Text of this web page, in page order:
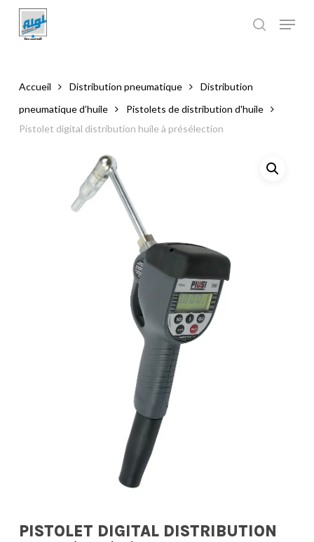
main
Accueil Distribution pneumatique
Distribution
pneumatique d’huile
Pistolets de distribution d'huile
Pistolet digital distribution huile à présélection
PISTOLET DIGITAL DISTRIBUTION